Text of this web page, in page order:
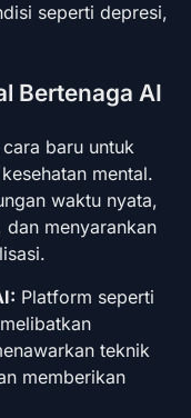
seperti depresi,
Bertenaga AI
baru untuk
mental.
waktu nyata,
dan menyarankan
Platform seperti
teknik
memberikan